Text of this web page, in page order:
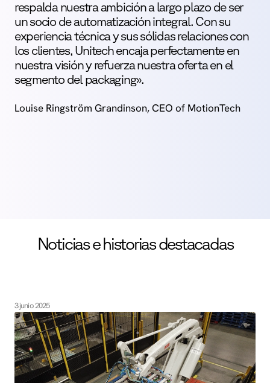
respalda nuestra ambición a largo plazo de ser
un socio de automatización integral. Con su
experiencia técnica y sus sólidas relaciones con
los clientes, Unitech encaja perfectamente en
nuestra visión y refuerza nuestra oferta en el
segmento del packaging».
Louise Ringström Grandinson, CEO of MotionTech
Noticias e historias destacadas
3 junio 2025